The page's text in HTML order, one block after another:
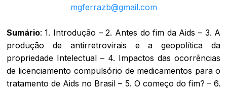
mgferrazb@gmail.com
Sumário: 1. Introdução – 2. Antes do fim da Aids – 3. A
produção de antirretrovirais e a geopolítica da
propriedade Intelectual – 4. Impactos das ocorrências
de licenciamento compulsório de medicamentos para o
tratamento de Aids no Brasil – 5. O começo do fim? – 6.